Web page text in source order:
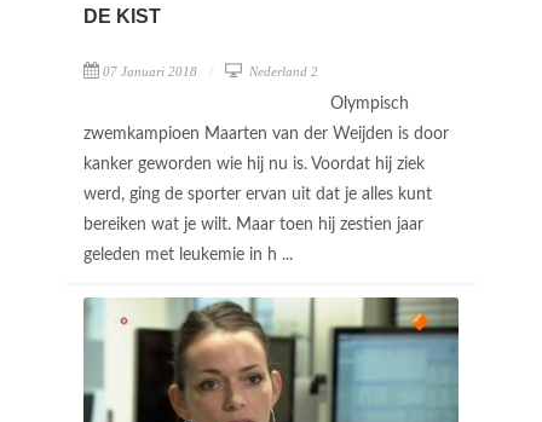
DE KIST
07 Januari 2018 Nederland 2
Olympisch
zwemkampioen Maarten van der Weijden is door
kanker geworden wie hij nu is. Voordat hij ziek
werd, ging de sporter ervan uit dat je alles kunt
bereiken wat je wilt. Maar toen hij zestien jaar
geleden met leukemie in h ...